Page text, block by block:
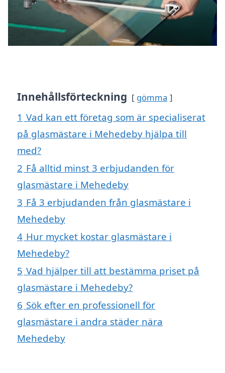
Innehållsförteckning gömma
1 Vad kan ett företag som är specialiserat
på glasmästare i Mehedeby hjälpa till
med?
2 Få alltid minst 3 erbjudanden för
glasmästare i Mehedeby
3 Få 3 erbjudanden från glasmästare i
Mehedeby
4 Hur mycket kostar glasmästare i
Mehedeby?
5 Vad hjälper till att bestämma priset på
glasmästare i Mehedeby?
6 Sök efter en professionell för
glasmästare i andra städer nära
Mehedeby